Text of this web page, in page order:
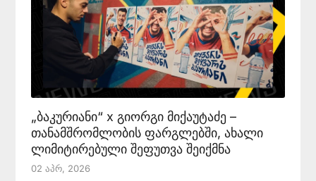
„ბაკურიანი“ x გიორგი მიქაუტაძე –
თანამშრომლობის ფარგლებში, ახალი
ლიმიტირებული შეფუთვა შეიქმნა
02 Აპრ, 2026